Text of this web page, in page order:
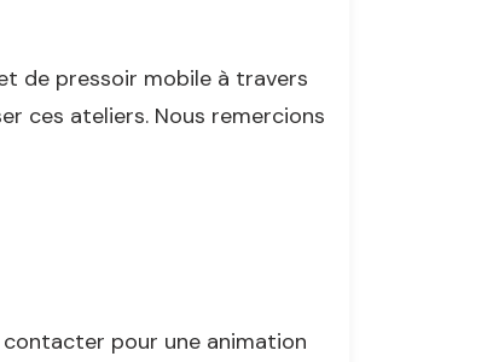
de pressoir mobile à travers
ces ateliers. Nous remercions
contacter pour une animation